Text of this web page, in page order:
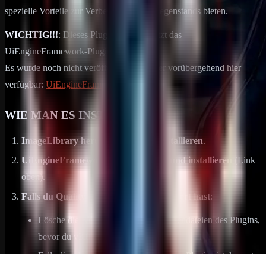
spezielle Vorteile zur Verbesserung des Gegenstands bieten.
WICHTIG!!!: Dieses Plugin erfordert jetzt das
UiEngineFramework-Plugin.
Es wurde noch nicht veröffentlicht, ist aber vorübergehend hier
verfügbar: UiEngineFramework.cs
WIE MAN ES INSTALLIERT:
ImageLibrary herunterladen und installieren.
UiEngineFramework herunterladen und installieren
(Link
oben).
Falls du Quality Crafting bereits installiert hast:
Lösche die Konfigurations- und Sprachdateien des Plugins,
bevor du v3.0.0 installierst.